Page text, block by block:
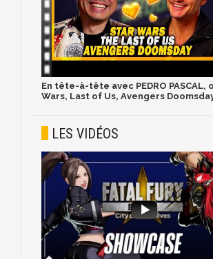
En tête-à-tête avec PEDRO PASCAL,
Wars, Last of Us, Avengers
LES VIDÉOS